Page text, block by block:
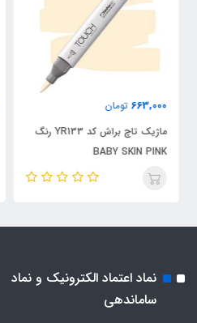
663,000 تومان
ماژیک تاچ براش کد YR133 رنگ
BABY SKIN PINK
نماد اعتماد الکترونیک و نماد
ساماندهی